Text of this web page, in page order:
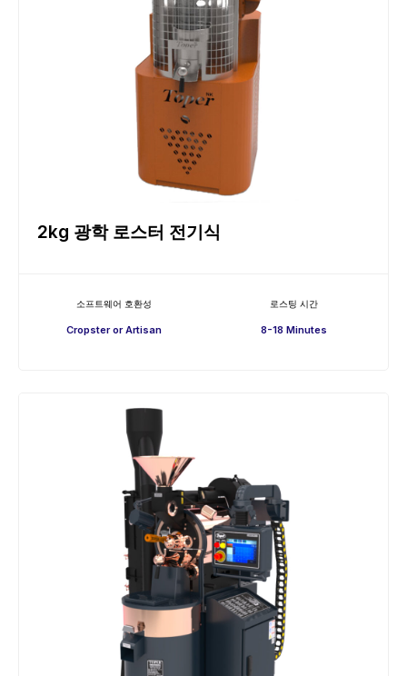
2kg 광학 로스터 전기식
소프트웨어 호환성
Cropster or Artisan
로스팅 시간
8-18 Minutes